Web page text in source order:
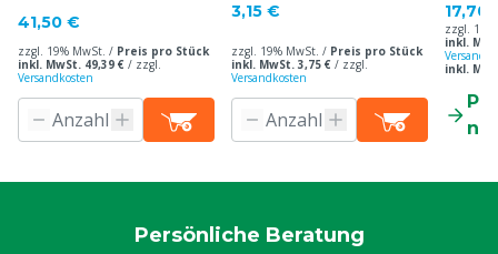
41,50 €
zzgl. 19% MwSt. / Preis pro Stück
inkl. MwSt. 49,39 € / zzgl.
Versandkosten
3,15 €
zzgl. 19% MwSt. / Preis pro Stück
inkl. MwSt. 3,75 € / zzgl.
Versandkosten
17,70
zzgl.
inkl.
inkl.
Persönliche Beratung